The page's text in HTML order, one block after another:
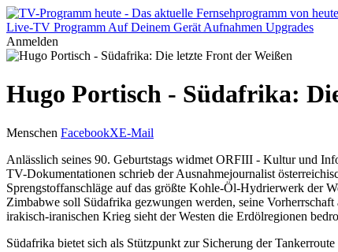
Live-TV Programm Auf Deinem Gerät Aufnahmen Upgrades
Anmelden
Hugo Portisch - Südafrika:
Menschen FacebookXE-Mail
Anlässlich seines 90. Geburtstags widmet ORFIII - Kultur und
TV-Dokumentationen schrieb der Ausnahmejournalist
Sprengstoffanschläge auf das größte Kohle-Öl-Hydrierwerk der
Zimbabwe soll Südafrika gezwungen werden, seine
irakisch-iranischen Krieg sieht der Westen die Erdölregionen
Südafrika bietet sich als Stützpunkt zur Sicherung der